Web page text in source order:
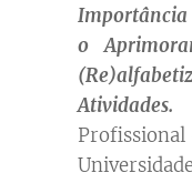
Importância
o
Atividades.